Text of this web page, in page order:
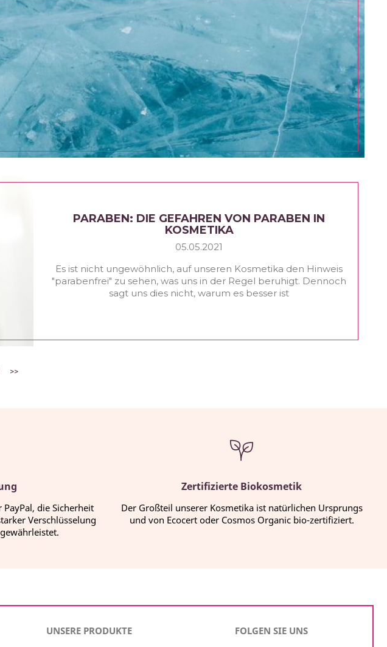
PARABEN: DIE GEFAHREN VON PARABEN IN
KOSMETIKA
05.05.2021
Es ist nicht ungewöhnlich, auf unseren Kosmetika den Hinweis
"parabenfrei" zu sehen, was uns in der Regel beruhigt. Dennoch
sagt uns dies nicht, warum es besser ist
>>
die Sicherheit
Verschlüsselung
Zertifizierte Biokosmetik
Der Großteil unserer Kosmetika ist natürlichen Ursprungs
und von Ecocert oder Cosmos Organic bio-zertifiziert.
UNSERE PRODUKTE FOLGEN SIE UNS